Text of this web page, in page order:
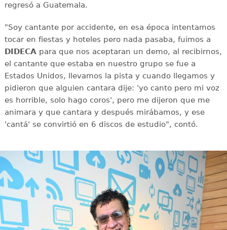
regresó a Guatemala.
"Soy cantante por accidente, en esa época intentamos
tocar en fiestas y hoteles pero nada pasaba, fuimos a
DIDECApara que nos aceptaran un demo, al recibirnos,
el cantante que estaba en nuestro grupo se fue a
Estados Unidos, llevamos la pista y cuando llegamos y
pidieron que alguien cantara dije: 'yo canto pero mi voz
es horrible, solo hago coros', pero me dijeron que me
animara y que cantara y después mirábamos, y ese
'cantá' se convirtió en 6 discos de estudio", contó.